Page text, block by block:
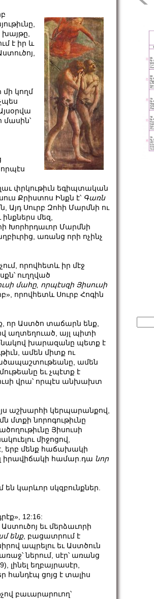
խայթը,
է իր և
մի կողմ
մասին՝
փրկութիւն եգիպտական
Քրիստոս Ինքն է՝ Գառն
Այդ Սուրբ Զոհի Մարմնի ու
մեզ,
Խորհրդաւոր Մարմնի
առանց որի ոչինչ
որովհետև իր մէջ
ուղղված
մահը, որպէսզի Յիսուսի
որովհետև Սուրբ Հոգին
որ Աստծո տաճարն ենք,
աղտեղուած, այլ պիտի
խարազանը պետք է
ամեն միտք ու
ամեն
եւ չպէտք է
վրա՝ որպէս անխախտ
աշխարհի կերպարանքով,
մտքի նորոգութիւնը
Յիսուսի
միջոցով,
երբ մենք հաճախակի
իրավիճակի համար.դա նոր
կարևոր սկզբունքներ.
12:16:
եւ մերձաւորի
ենք, բացատրում է
ապրելու եւ Աստծուն
ներում, սէր՝ առանց
լինել եղբայրասէր,
հանդէպ ցոյց է տալիս
բաւարարուող՝
for: